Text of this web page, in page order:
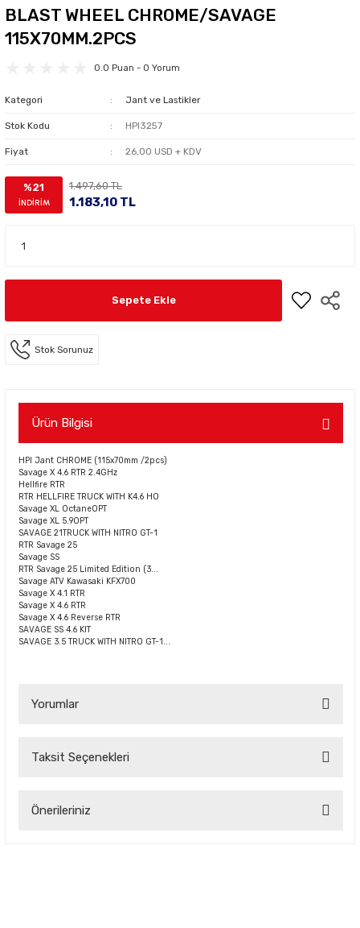
BLAST WHEEL CHROME/SAVAGE
115X70MM.2PCS
0.0 Puan - 0 Yorum
Kategori Jant ve Lastikler
Stok Kodu HPI3257
Fiyat 26,00 USD + KDV
%21
İNDİRİM
1.497,60 TL
1.183,10 TL
Sepete Ekle
Stok Sorunuz
Ürün Bilgisi
HPI Jant CHROME (115x70mm /2pcs)
Savage X 4.6 RTR 2.4GHz
Hellfire RTR
RTR HELLFIRE TRUCK WITH K4.6 HO
Savage XL OctaneOPT
Savage XL 5.9OPT
SAVAGE 21TRUCK WITH NITRO GT-1
RTR Savage 25
Savage SS
RTR Savage 25 Limited Edition (3...
Savage ATV Kawasaki KFX700
Savage X 4.1 RTR
Savage X 4.6 RTR
Savage X 4.6 Reverse RTR
SAVAGE SS 4.6 KIT
SAVAGE 3.5 TRUCK WITH NITRO GT-1...
Yorumlar
Taksit Seçenekleri
Önerileriniz